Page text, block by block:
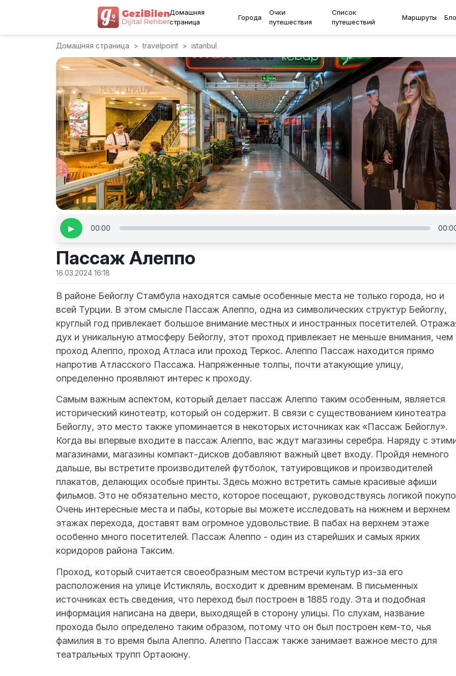
Домашняя
страница
Города
Очки
путешествия
Список
путешествий
Маршруты
Домашняя страница > travelpoint > istanbul
▶ 00:00
Пассаж Алеппо
16.03.2024 16:18
В районе Бейоглу Стамбула находятся самые особенные места не только города, но и
всей Турции. В этом смысле Пассаж Алеппо, одна из символических структур Бейоглу,
круглый год привлекает большое внимание местных и иностранных посетителей.
дух и уникальную атмосферу Бейоглу, этот проход привлекает не меньше внимания, чем
проход Алеппо, проход Атласа или проход Теркос. Алеппо Пассаж находится прямо
напротив Атласского Пассажа. Напряженные толпы, почти атакующие улицу,
определенно проявляют интерес к проходу.
Самым важным аспектом, который делает пассаж Алеппо таким особенным, является
исторический кинотеатр, который он содержит. В связи с существованием кинотеатра
Бейоглу, это место также упоминается в некоторых источниках как «Пассаж Бейоглу».
Когда вы впервые входите в пассаж Алеппо, вас ждут магазины серебра. Наряду с
магазинами, магазины компакт-дисков добавляют важный цвет входу. Пройдя немного
дальше, вы встретите производителей футболок, татуировщиков и производителей
плакатов, делающих особые принты. Здесь можно встретить самые красивые афиши
фильмов. Это не обязательно место, которое посещают, руководствуясь логикой
Очень интересные места и пабы, которые вы можете исследовать на нижнем и верхнем
этажах перехода, доставят вам огромное удовольствие. В пабах на верхнем этаже
особенно много посетителей. Пассаж Алеппо - один из старейших и самых ярких
коридоров района Таксим.
Проход, который считается своеобразным местом встречи культур из-за его
расположения на улице Истикляль, восходит к древним временам. В письменных
источниках есть сведения, что переход был построен в 1885 году. Эта и подобная
информация написана на двери, выходящей в сторону улицы. По слухам, название
прохода было определено таким образом, потому что он был построен кем-то, чья
фамилия в то время была Алеппо. Алеппо Пассаж также занимает важное место для
театральных трупп Ортаоюну.